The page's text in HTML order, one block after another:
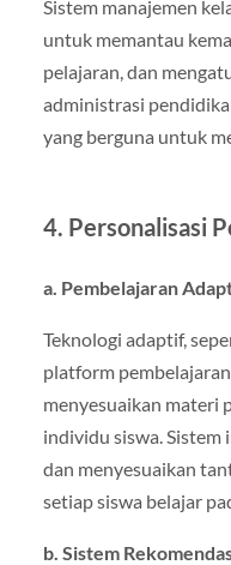
Sistem manajemen
untuk memantau
pelajaran, dan
administrasi
yang berguna untuk
4. Personalisasi
a. Pembelajaran
Teknologi adaptif,
platform
menyesuaikan materi
individu siswa. Sistem
dan menyesuaikan
setiap siswa belajar
b. Sistem